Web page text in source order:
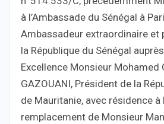
à l’Ambassade du Sénégal à
Ambassadeur extraordinaire et
la République du Sénégal
Excellence Monsieur Mohamed
GAZOUANI, Président de la
de Mauritanie, avec résidence à
remplacement de Monsieur